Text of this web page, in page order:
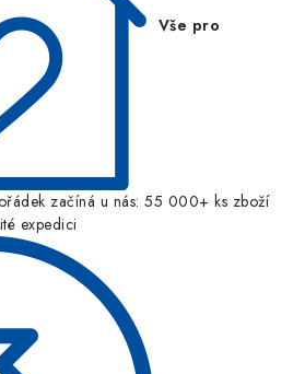
Vše pro
začíná u nás: 55 000+ ks zboží
expedici